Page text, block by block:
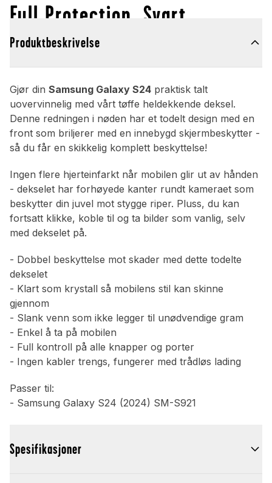
Full Protection, Svart
Produktbeskrivelse
Gjør din Samsung Galaxy S24 praktisk talt
uovervinnelig med vårt tøffe heldekkende deksel.
Denne redningen i nøden har et todelt design med en
front som briljerer med en innebygd skjermbeskytter -
så du får en skikkelig komplett beskyttelse!
Ingen flere hjerteinfarkt når mobilen glir ut av hånden
- dekselet har forhøyede kanter rundt kameraet som
beskytter din juvel mot stygge riper. Pluss, du kan
fortsatt klikke, koble til og ta bilder som vanlig, selv
med dekselet på.
- Dobbel beskyttelse mot skader med dette todelte
dekselet
- Klart som krystall så mobilens stil kan skinne
gjennom
- Slank venn som ikke legger til unødvendige gram
- Enkel å ta på mobilen
- Full kontroll på alle knapper og porter
- Ingen kabler trengs, fungerer med trådløs lading
Passer til:
- Samsung Galaxy S24 (2024) SM-S921
Spesifikasjoner